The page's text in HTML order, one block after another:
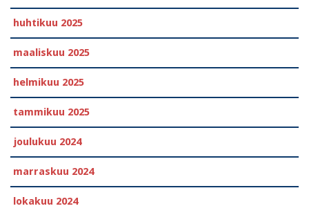
huhtikuu 2025
maaliskuu 2025
helmikuu 2025
tammikuu 2025
joulukuu 2024
marraskuu 2024
lokakuu 2024